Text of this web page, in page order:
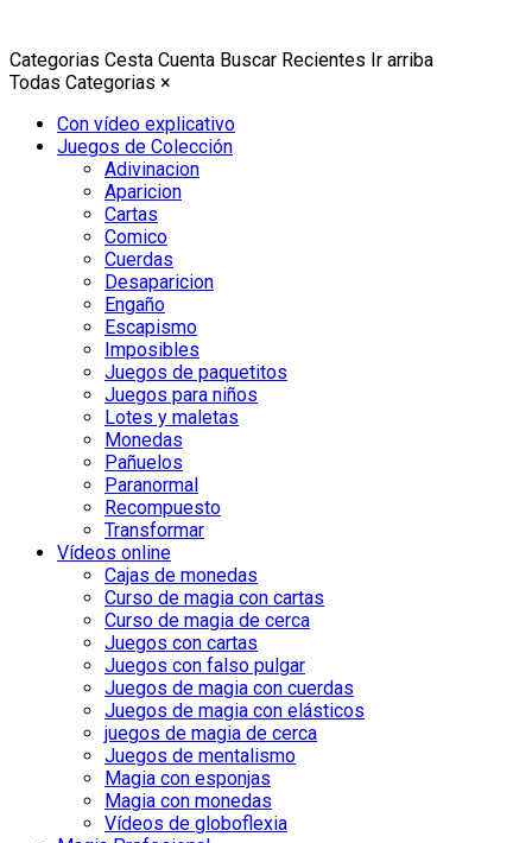
Categorias Cesta Cuenta Buscar Recientes Ir arriba
Todas Categorias ×
Con vídeo explicativo
Juegos de Colección
Adivinacion
Aparicion
Cartas
Comico
Cuerdas
Desaparicion
Engaño
Escapismo
Imposibles
Juegos de paquetitos
Juegos para niños
Lotes y maletas
Monedas
Pañuelos
Paranormal
Recompuesto
Transformar
Vídeos online
Cajas de monedas
Curso de magia con cartas
Curso de magia de cerca
Juegos con cartas
Juegos con falso pulgar
Juegos de magia con cuerdas
Juegos de magia con elásticos
juegos de magia de cerca
Juegos de mentalismo
Magia con esponjas
Magia con monedas
Vídeos de globoflexia